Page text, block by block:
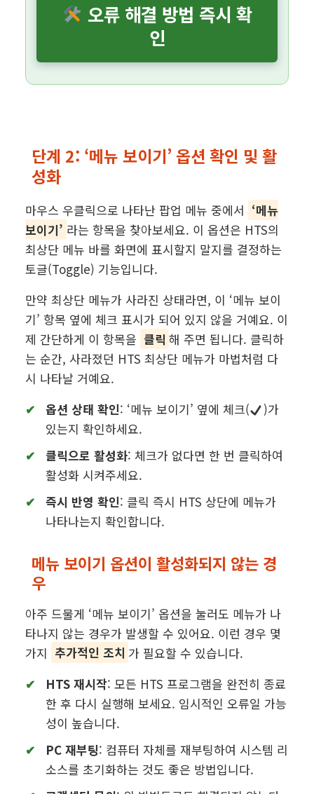
오류 해결 방법 즉시 확
인
단계 2: ‘메뉴 보이기’ 옵션 확인 및 활
성화
마우스 우클릭으로 나타난 팝업 메뉴 중에서 ‘메뉴
보이기’ 라는 항목을 찾아보세요. 이 옵션은 HTS의
최상단 메뉴 바를 화면에 표시할지 말지를 결정하는
토글(Toggle) 기능입니다.
만약 최상단 메뉴가 사라진 상태라면, 이 ‘메뉴 보이
기’ 항목 옆에 체크 표시가 되어 있지 않을 거예요. 이
제 간단하게 이 항목을 클릭 해 주면 됩니다. 클릭하
는 순간, 사라졌던 HTS 최상단 메뉴가 마법처럼 다
시 나타날 거예요.
옵션 상태 확인: ‘메뉴 보이기’ 옆에 체크(
)가
있는지 확인하세요.
클릭으로 활성화: 체크가 없다면 한 번 클릭하여
활성화 시켜주세요.
즉시 반영 확인: 클릭 즉시 HTS 상단에 메뉴가
나타나는지 확인합니다.
메뉴 보이기 옵션이 활성화되지 않는 경
우
아주 드물게 ‘메뉴 보이기’ 옵션을 눌러도 메뉴가 나
타나지 않는 경우가 발생할 수 있어요. 이런 경우 몇
가지 추가적인 조치 가 필요할 수 있습니다.
HTS 재시작: 모든 HTS 프로그램을 완전히 종료
한 후 다시 실행해 보세요. 임시적인 오류일 가능
성이 높습니다.
PC 재부팅: 컴퓨터 자체를 재부팅하여 시스템 리
소스를 초기화하는 것도 좋은 방법입니다.